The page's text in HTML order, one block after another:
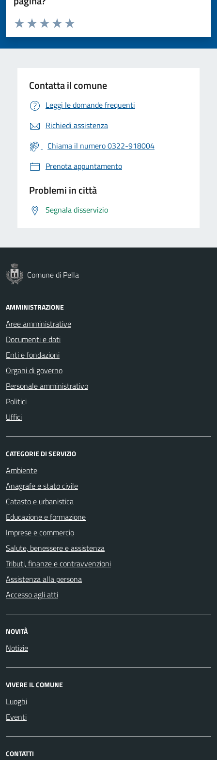
Valuta da 1 a 5 stelle la pagina
Valuta 5 stelle su 5
Valuta 4 stelle su 5
Valuta 3 stelle su 5
Valuta 2 stelle su 5
Valuta 1 stelle su 5
Contatta il comune
Leggi le domande frequenti
Richiedi assistenza
Chiama il numero 0322-918004
Prenota appuntamento
Problemi in città
Segnala disservizio
Comune di Pella
AMMINISTRAZIONE
Aree amministrative
Documenti e dati
Enti e fondazioni
Organi di governo
Personale amministrativo
Politici
Uffici
CATEGORIE DI SERVIZIO
Ambiente
Anagrafe e stato civile
Catasto e urbanistica
Educazione e formazione
Imprese e commercio
Salute, benessere e assistenza
Tributi, finanze e contravvenzioni
Assistenza alla persona
Accesso agli atti
NOVITÀ
Notizie
VIVERE IL COMUNE
Luoghi
Eventi
CONTATTI